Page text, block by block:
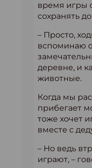
время игры
сохранять
– Просто,
вспоминаю
деревне, и
животные.
Когда мы
прибегает
тоже хочет
вместе с
– Но ведь
играют, –